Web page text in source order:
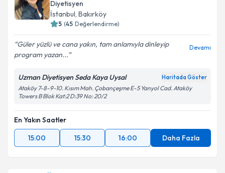
Diyetisyen
İstanbul, Bakırköy
5 (45 Değerlendirme)
Güler yüzlü ve cana yakın, tam anlamıyla dinleyip
program yazan...
Devamı
Uzman Diyetisyen Seda Kaya Uysal Haritada Göster
Ataköy 7-8-9-10. Kısım Mah. Çobançeşme E-5 Yanyol Cad. Ataköy
Towers B Blok Kat:2 D:39 No: 20/2
En Yakın Saatler
15:00
15:30 16:00 Daha Fazla